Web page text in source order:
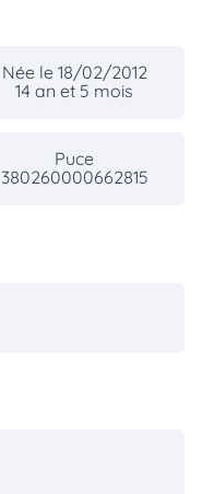
Née le 18/02/2012
14 an et 5 mois
Puce
380260000662815